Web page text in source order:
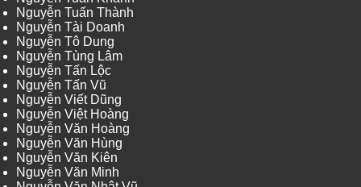
Nguyễn Tuấn Thành
Nguyễn Tài Doanh
Nguyễn Tô Dung
Nguyễn Tùng Lâm
Nguyễn Tấn Lộc
Nguyễn Tấn Vũ
Nguyễn Viết Dũng
Nguyễn Việt Hoàng
Nguyễn Văn Hoàng
Nguyễn Văn Hùng
Nguyễn Văn Kiên
Nguyễn Văn Minh